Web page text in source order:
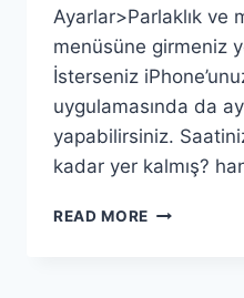
Ayarlar>Parlaklık ve
menüsüne girmeniz
İsterseniz
uygulamasında da
yapabilirsiniz.
kadar yer kalmış?
READ MORE APPLE